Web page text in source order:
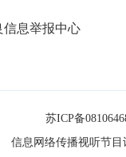
信息举报中心
苏ICP备
信息网络传播视听节目